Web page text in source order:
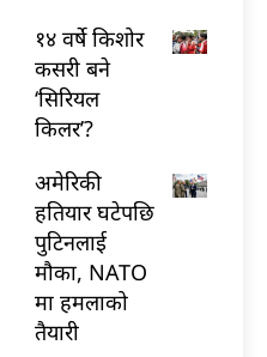
१४ वर्षे किशोर
कसरी बने
‘सिरियल
किलर’?
अमेरिकी
हतियार घटेपछि
पुटिनलाई
मौका, NATO
मा हमलाको
तैयारी